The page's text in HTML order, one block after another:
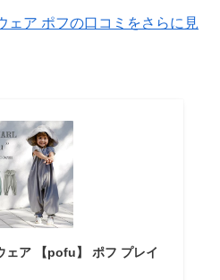
ェア ポフの口コミをさらに見
ェア 【pofu】 ポフ プレイ